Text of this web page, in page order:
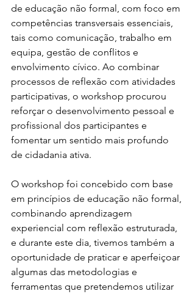
de educação não formal, com foco em
competências transversais essenciais,
tais como comunicação, trabalho em
equipa, gestão de conflitos e
envolvimento cívico. Ao combinar
processos de reflexão com atividades
participativas, o workshop procurou
reforçar o desenvolvimento pessoal e
profissional dos participantes e
fomentar um sentido mais profundo
de cidadania ativa.
O workshop foi concebido com base
em princípios de educação não formal,
combinando aprendizagem
experiencial com reflexão estruturada,
e durante este dia, tivemos também a
oportunidade de praticar e aperfeiçoar
algumas das metodologias e
ferramentas que pretendemos utilizar